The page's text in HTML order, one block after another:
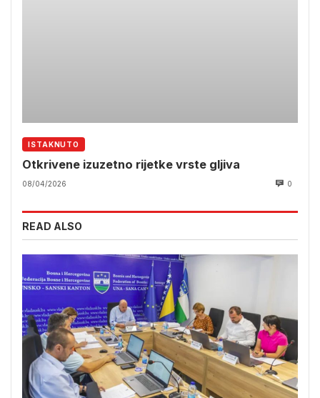
ISTAKNUTO
Otkrivene izuzetno rijetke vrste gljiva
08/04/2026 0
READ ALSO